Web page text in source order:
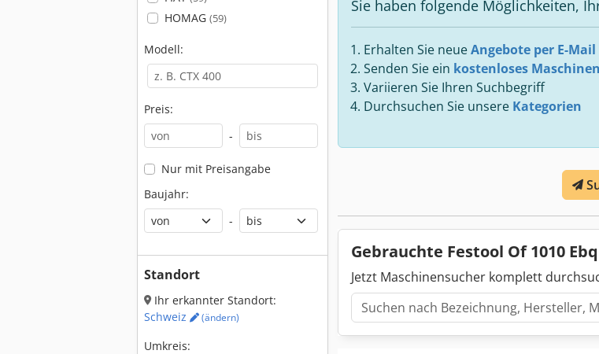
HOMAG (59)
Modell:
Preis:
-
Nur mit Preisangabe
Baujahr:
-
Standort
Ihr erkannter Standort:
Schweiz
(ändern)
Umkreis:
Sie haben folgende Möglichkeiten,
Erhalten Sie neueAngebote per E-Mail
Senden Sie ein kostenloses
Variieren Sie Ihren Suchbegriff
Durchsuchen Sie unsere Kategorien
Gebrauchte Festool Of 1010 Ebq
Jetzt Maschinensucher komplett